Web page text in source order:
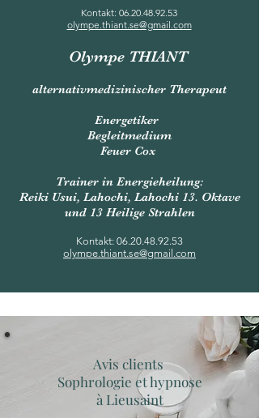
Kontakt: 06.20.48.92.53
olympe.thiant.se@gmail.com
Olympe THIANT
alternativmedizinischer Therapeut
Energetiker
Begleitmedium
Feuer Cox
Trainer in Energieheilung:
Reiki Usui, Lahochi, Lahochi 13. Oktave
und 13 Heilige Strahlen
Kontakt: 06.20.48.92.53
olympe.thiant.se@gmail.com
Avis clients
Sophrologie et hypnose
à Lieusaint